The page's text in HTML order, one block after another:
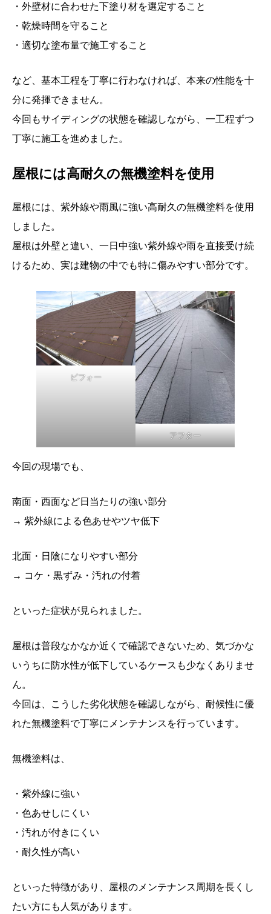
・外壁材に合わせた下塗り材を選定すること
・乾燥時間を守ること
・適切な塗布量で施工すること
など、基本工程を丁寧に行わなければ、本来の性能を十
分に発揮できません。
今回もサイディングの状態を確認しながら、一工程ずつ
丁寧に施工を進めました。
屋根には高耐久の無機塗料を使用
屋根には、紫外線や雨風に強い高耐久の無機塗料を使用
しました。
屋根は外壁と違い、一日中強い紫外線や雨を直接受け続
けるため、実は建物の中でも特に傷みやすい部分です。
ビフォー
アフター
今回の現場でも、
南面・西面など日当たりの強い部分
→ 紫外線による色あせやツヤ低下
北面・日陰になりやすい部分
→ コケ・黒ずみ・汚れの付着
といった症状が見られました。
屋根は普段なかなか近くで確認できないため、気づかな
いうちに防水性が低下しているケースも少なくありませ
ん。
今回は、こうした劣化状態を確認しながら、耐候性に優
れた無機塗料で丁寧にメンテナンスを行っています。
無機塗料は、
・紫外線に強い
・色あせしにくい
・汚れが付きにくい
・耐久性が高い
といった特徴があり、屋根のメンテナンス周期を長くし
たい方にも人気があります。